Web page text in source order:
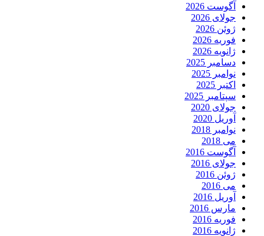
آگوست 2026
جولای 2026
ژوئن 2026
فوریه 2026
ژانویه 2026
دسامبر 2025
نوامبر 2025
اکتبر 2025
سپتامبر 2025
جولای 2020
آوریل 2020
نوامبر 2018
می 2018
آگوست 2016
جولای 2016
ژوئن 2016
می 2016
آوریل 2016
مارس 2016
فوریه 2016
ژانویه 2016